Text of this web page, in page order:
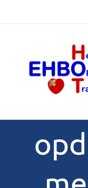
naar